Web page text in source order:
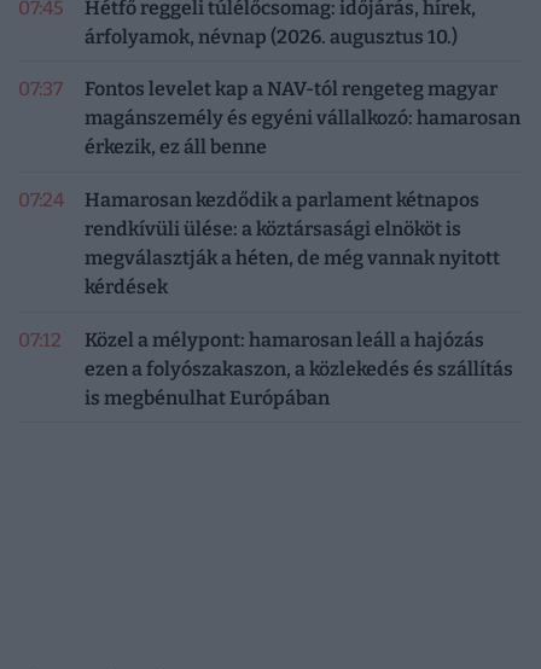
07:45
Hétfő reggeli túlélőcsomag: időjárás, hírek,
árfolyamok, névnap (2026. augusztus 10.)
07:37
Fontos levelet kap a NAV-tól rengeteg magyar
magánszemély és egyéni vállalkozó: hamarosan
érkezik, ez áll benne
07:24
Hamarosan kezdődik a parlament kétnapos
rendkívüli ülése: a köztársasági elnököt is
megválasztják a héten, de még vannak nyitott
kérdések
07:12
Közel a mélypont: hamarosan leáll a hajózás
ezen a folyószakaszon, a közlekedés és szállítás
is megbénulhat Európában